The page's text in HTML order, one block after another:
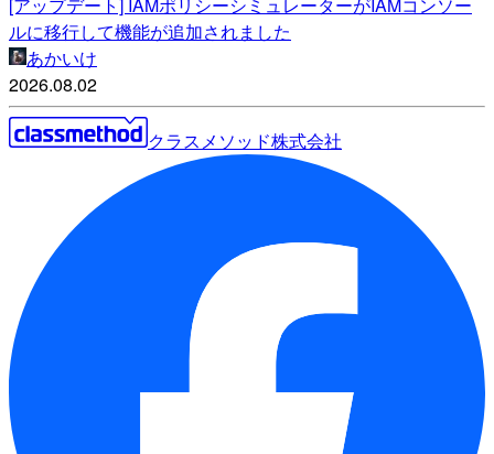
[アップデート] IAMポリシーシミュレーターがIAMコンソー
ルに移行して機能が追加されました
あかいけ
2026.08.02
クラスメソッド株式会社